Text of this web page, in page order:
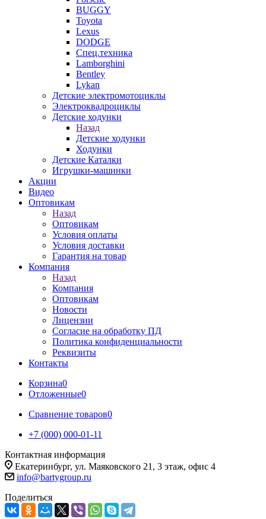
BUGGY
Toyota
Lexus
DODGE
Спец.техника
Lamborghini
Bentley
Lykan
Детские электромотоциклы
Электроквадроциклы
Детские ходунки
Назад
Детские ходунки
Ходунки
Детские Каталки
Игрушки-машинки
Акции
Видео
Оптовикам
Назад
Оптовикам
Условия оплаты
Условия доставки
Гарантия на товар
Компания
Назад
Компания
Оптовикам
Новости
Лицензии
Согласие на обработку ПД
Политика конфиденциальности
Реквизиты
Контакты
Корзина0
Отложенные0
Сравнение товаров0
+7 (000) 000-01-11
Контактная информация
Екатеринбург, ул. Маяковского 21, 3 этаж, офис 4
info@bartygroup.ru
Поделиться